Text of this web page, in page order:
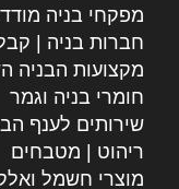
מפקחי בניה
חברות בניה |
מקצועות הבניה
חומרי בניה וגמר
שירותים לענף
ריהוט | מטבחים
מוצרי חשמל